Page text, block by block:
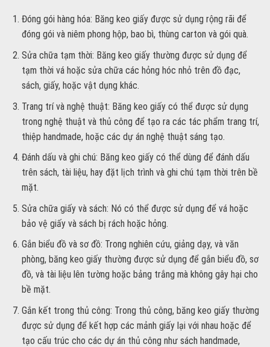
Đóng gói hàng hóa: Băng keo giấy được sử dụng rộng rãi để
đóng gói và niêm phong hộp, bao bì, thùng carton và gói quà.
Sửa chữa tạm thời: Băng keo giấy thường được sử dụng để
tạm thời vá hoặc sửa chữa các hỏng hóc nhỏ trên đồ đạc,
sách, giấy, hoặc vật dụng khác.
Trang trí và nghệ thuật: Băng keo giấy có thể được sử dụng
trong nghệ thuật và thủ công để tạo ra các tác phẩm trang trí,
thiệp handmade, hoặc các dự án nghệ thuật sáng tạo.
Đánh dấu và ghi chú: Băng keo giấy có thể dùng để đánh dấu
trên sách, tài liệu, hay đặt lịch trình và ghi chú tạm thời trên bề
mặt.
Sửa chữa giấy và sách: Nó có thể được sử dụng để vá hoặc
bảo vệ giấy và sách bị rách hoặc hỏng.
Gắn biểu đồ và sơ đồ: Trong nghiên cứu, giảng dạy, và văn
phòng, băng keo giấy thường được sử dụng để gắn biểu đồ, sơ
đồ, và tài liệu lên tường hoặc bảng trắng mà không gây hại cho
bề mặt.
Gắn kết trong thủ công: Trong thủ công, băng keo giấy thường
được sử dụng để kết hợp các mảnh giấy lại với nhau hoặc để
tạo cấu trúc cho các dự án thủ công như sách handmade,